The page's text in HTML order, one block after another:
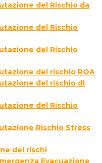
del Rischio da
del Rischio
del Rischio
del rischio ROA
del rischio di
del Rischio
Rischio Stress
dei rischi
Evacuazione